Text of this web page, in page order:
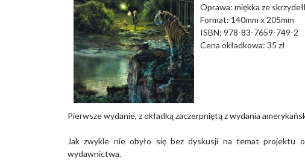
Oprawa: miękka ze
Format: 140mm x 205mm
ISBN: 978-83-7659-749-2
Cena okładkowa: 35 zł
Pierwsze wydanie, z okładką zaczerpniętą z wydania
Jak zwykle nie obyło się bez dyskusji na temat projektu
wydawnictwa.